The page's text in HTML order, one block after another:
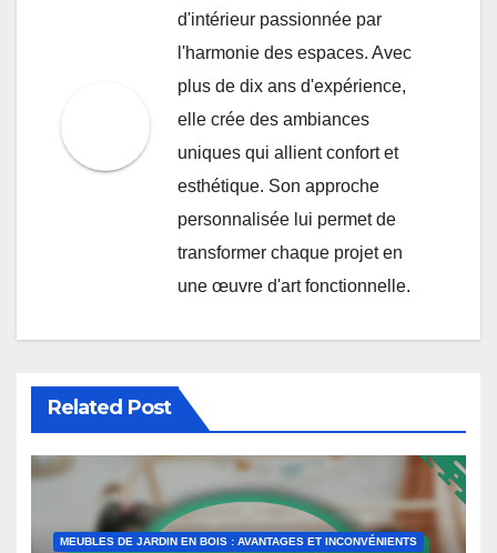
d'intérieur passionnée par
l'harmonie des espaces. Avec
plus de dix ans d'expérience,
elle crée des ambiances
uniques qui allient confort et
esthétique. Son approche
personnalisée lui permet de
transformer chaque projet en
une œuvre d'art fonctionnelle.
Related Post
MEUBLES DE JARDIN EN BOIS : AVANTAGES ET INCONVÉNIENTS